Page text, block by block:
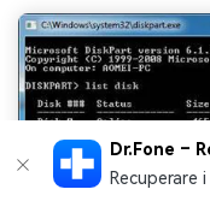
Dr.Fone –
Recuperare